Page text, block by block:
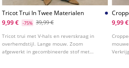
Tricot Trui In Twee Materialen
9,99 €
-75% 39,99 €
Tricot trui met V-hals en reverskraag in
overhemdstijl. Lange mouw. Zoom
afgewerkt in gecombineerde stof met
9,99 €